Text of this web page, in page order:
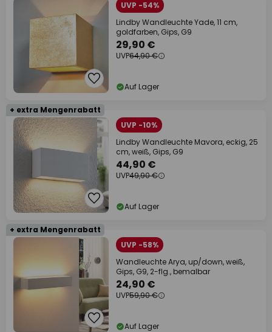
UVP -54%
Lindby Wandleuchte Yade, 11 cm,
goldfarben, Gips, G9
29,90 €
UVP64,90 €
Auf Lager
+ extra Mengenrabatt
UVP -10%
Lindby Wandleuchte Mavora, eckig, 25
cm, weiß, Gips, G9
44,90 €
UVP49,90 €
Auf Lager
+ extra Mengenrabatt
UVP -58%
Wandleuchte Arya, up/down, weiß,
Gips, G9, 2-flg., bemalbar
24,90 €
UVP59,90 €
Auf Lager